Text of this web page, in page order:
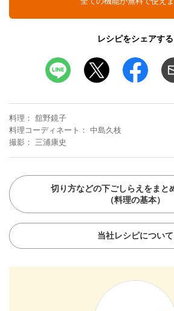
レシピをシェアする
料理
舘野鏡子
料理コーディネート
中島久枝
撮影
三浦康史
切り方などの下ごしらえをまと
（料理の基本）
当社レシピについて